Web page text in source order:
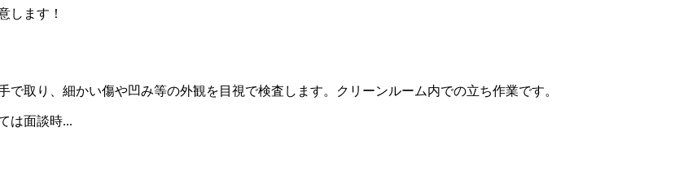
します！
取り、細かい傷や凹み等の外観を目視で検査します。クリーンルーム内での立ち作業です。
は面談時...